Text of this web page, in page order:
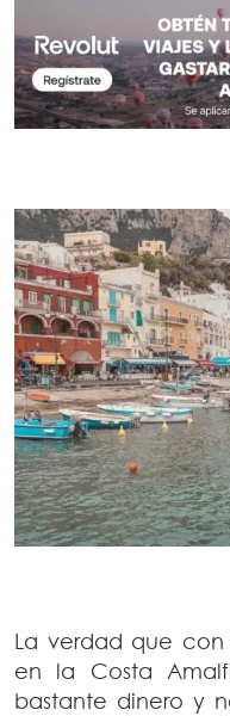
La verdad que
en la Costa
bastante dinero y